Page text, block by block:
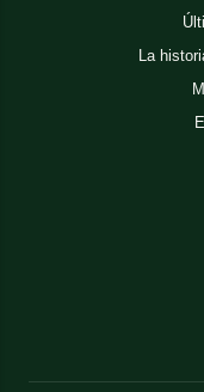
La